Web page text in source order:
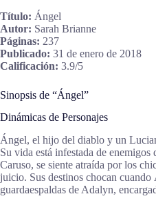
Título: Ángel
Autor: Sarah Brianne
Páginas: 237
Publicado: 31 de enero de 2018
Calificación: 3.9/5
Sinopsis de “Ángel”
Dinámicas de Personajes
Ángel, el hijo del diablo y un
Su vida está infestada de
Caruso, se siente atraída por los
juicio. Sus destinos chocan cuando
guardaespaldas de Adalyn,